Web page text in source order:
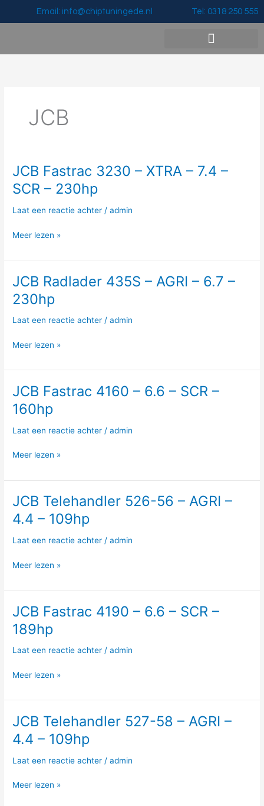
Email: info@chiptuningede.nl Tel: 0318 250 555
JCB
JCB Fastrac 3230 – XTRA – 7.4 –
SCR – 230hp
Laat een reactie achter /admin
JCB
Fastrac
3230
–
–
–
–
230hp
Meer lezen »
JCB Radlader 435S – AGRI – 6.7 –
230hp
Laat een reactie achter /admin
JCB
Radlader
435S
–
–
–
Meer lezen »
JCB Fastrac 4160 – 6.6 – SCR –
160hp
Laat een reactie achter /admin
JCB
Fastrac
4160
–
–
–
Meer lezen »
JCB Telehandler 526-56 – AGRI –
4.4 – 109hp
Laat een reactie achter /admin
JCB
Telehandler
526-
56
AGRI
4.4
109hp
Meer lezen »
JCB Fastrac 4190 – 6.6 – SCR –
189hp
Laat een reactie achter /admin
JCB
Fastrac
4190
–
–
–
Meer lezen »
JCB Telehandler 527-58 – AGRI –
4.4 – 109hp
Laat een reactie achter /admin
JCB
Telehandler
527-
58
AGRI
Meer lezen »